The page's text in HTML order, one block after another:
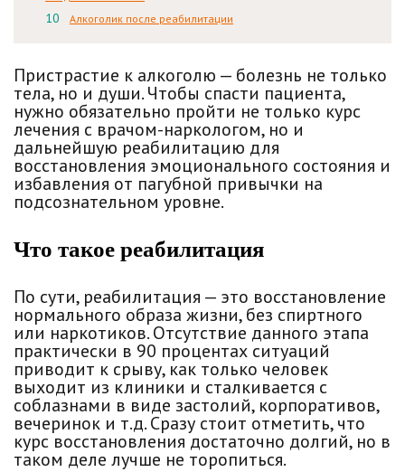
Алкоголик после реабилитации
Пристрастие к алкоголю — болезнь не только
тела, но и души. Чтобы спасти пациента,
нужно обязательно пройти не только курс
лечения с врачом-наркологом, но и
дальнейшую реабилитацию для
восстановления эмоционального состояния и
избавления от пагубной привычки на
подсознательном уровне.
Что такое реабилитация
По сути, реабилитация — это восстановление
нормального образа жизни, без спиртного
или наркотиков. Отсутствие данного этапа
практически в 90 процентах ситуаций
приводит к срыву, как только человек
выходит из клиники и сталкивается с
соблазнами в виде застолий, корпоративов,
вечеринок и т.д. Сразу стоит отметить, что
курс восстановления достаточно долгий, но в
таком деле лучше не торопиться.